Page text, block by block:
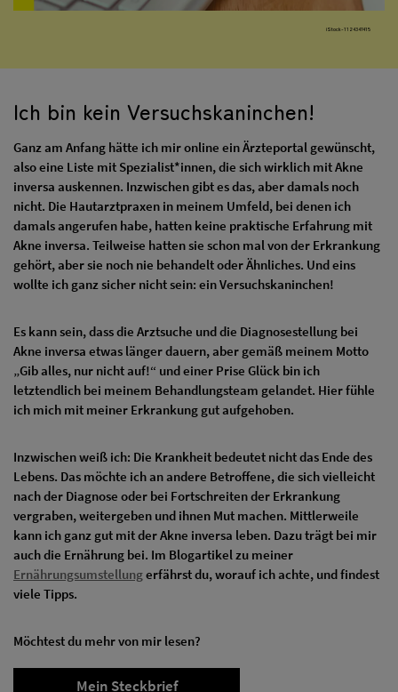
iStock-1124347415
Ich bin kein Versuchskaninchen!
Ganz am Anfang hätte ich mir online ein Ärzteportal gewünscht,
also eine Liste mit Spezialist*innen, die sich wirklich mit Akne
inversa auskennen. Inzwischen gibt es das, aber damals noch
nicht. Die Hautarztpraxen in meinem Umfeld, bei denen ich
damals angerufen habe, hatten keine praktische Erfahrung mit
Akne inversa. Teilweise hatten sie schon mal von der Erkrankung
gehört, aber sie noch nie behandelt oder Ähnliches. Und eins
wollte ich ganz sicher nicht sein: ein Versuchskaninchen!
Es kann sein, dass die Arztsuche und die Diagnosestellung bei
Akne inversa etwas länger dauern, aber gemäß meinem Motto
„Gib alles, nur nicht auf!“ und einer Prise Glück bin ich
letztendlich bei meinem Behandlungsteam gelandet. Hier fühle
ich mich mit meiner Erkrankung gut aufgehoben.
Inzwischen weiß ich: Die Krankheit bedeutet nicht das Ende des
Lebens. Das möchte ich an andere Betroffene, die sich vielleicht
nach der Diagnose oder bei Fortschreiten der Erkrankung
vergraben, weitergeben und ihnen Mut machen. Mittlerweile
kann ich ganz gut mit der Akne inversa leben. Dazu trägt bei mir
auch die Ernährung bei. Im Blogartikel zu meiner
Ernährungsumstellungerfährst du, worauf ich achte, und findest
viele Tipps.
Möchtest du mehr von mir lesen?
Mein Steckbrief